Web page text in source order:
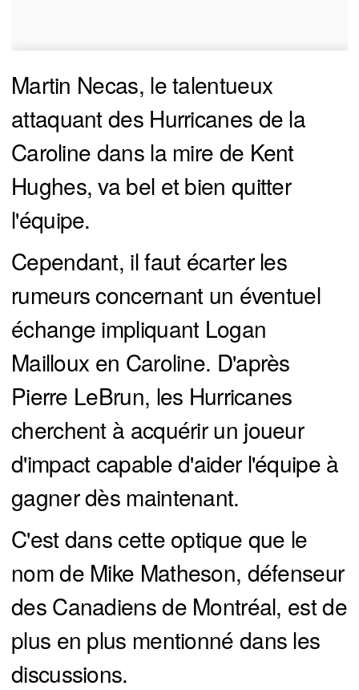
Martin Necas, le talentueux
attaquant des Hurricanes de la
Caroline dans la mire de Kent
Hughes, va bel et bien quitter
l'équipe.
Cependant, il faut écarter les
rumeurs concernant un éventuel
échange impliquant Logan
Mailloux en Caroline. D'après
Pierre LeBrun, les Hurricanes
cherchent à acquérir un joueur
d'impact capable d'aider l'équipe à
gagner dès maintenant.
C'est dans cette optique que le
nom de Mike Matheson, défenseur
des Canadiens de Montréal, est de
plus en plus mentionné dans les
discussions.